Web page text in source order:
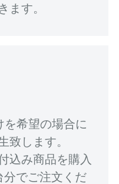
ます。
希望の場合に
致します。
込み商品を購入
分でご注文くだ